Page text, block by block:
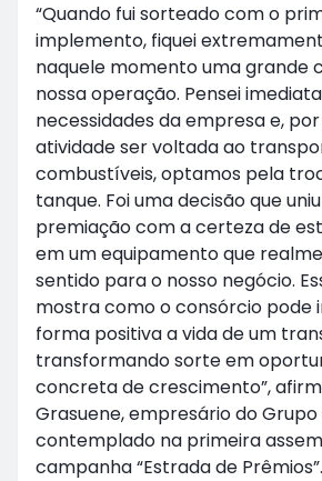
“Quando fui sorteado com o
implemento, fiquei
naquele momento uma grande
nossa operação. Pensei
necessidades da empresa e,
atividade ser voltada ao
combustíveis, optamos pela
tanque. Foi uma decisão que
premiação com a certeza de
em um equipamento que
sentido para o nosso negócio.
mostra como o consórcio pode
forma positiva a vida de um
transformando sorte em
concreta de crescimento”,
Grasuene, empresário do Grupo
contemplado na primeira
campanha “Estrada de Prêmios”.